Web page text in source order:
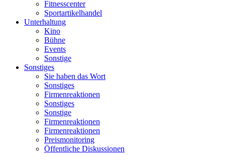
Fitnesscenter
Sportartikelhandel
Unterhaltung
Kino
Bühne
Events
Sonstige
Sonstiges
Sie haben das Wort
Sonstiges
Firmenreaktionen
Sonstiges
Sonstige
Firmenreaktionen
Firmenreaktionen
Preismonitoring
Öffentliche Diskussionen